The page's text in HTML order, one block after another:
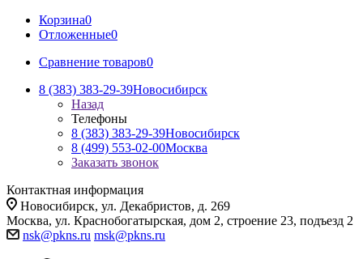
Корзина0
Отложенные0
Сравнение товаров0
8 (383) 383-29-39Новосибирск
Назад
Телефоны
8 (383) 383-29-39Новосибирск
8 (499) 553-02-00Москва
Заказать звонок
Контактная информация
Новосибирск, ул. Декабристов, д. 269
Москва, ул. Краснобогатырская, дом 2, строение 23, подъезд 2
nsk@pkns.ru msk@pkns.ru